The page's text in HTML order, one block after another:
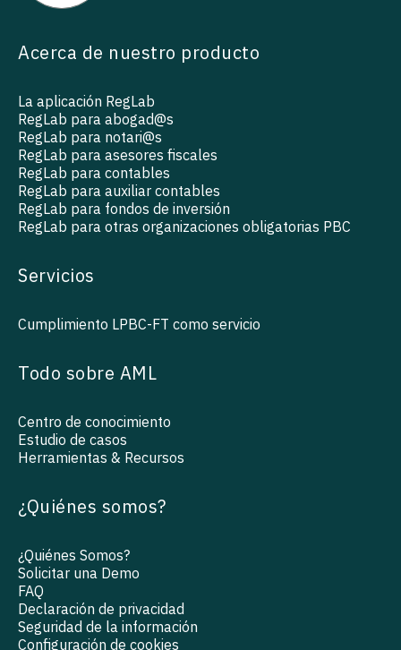
Acerca de nuestro producto
La aplicación RegLab
RegLab para abogad@s
RegLab para notari@s
RegLab para asesores fiscales
RegLab para contables
RegLab para auxiliar contables
RegLab para fondos de inversión
RegLab para otras organizaciones obligatorias PBC
Servicios
Cumplimiento LPBC-FT como servicio
Todo sobre AML
Centro de conocimiento
Estudio de casos
Herramientas & Recursos
¿Quiénes somos?
¿Quiénes Somos?
Solicitar una Demo
FAQ
Declaración de privacidad
Seguridad de la información
Configuración de cookies